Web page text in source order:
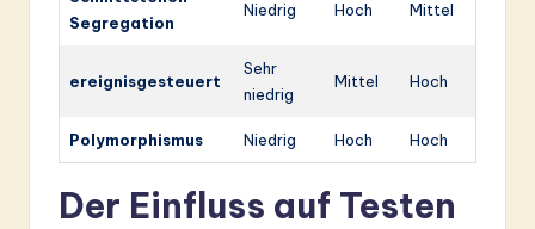
Segregation
Niedrig Hoch Mittel
ereignisgesteuert
Sehr
niedrig
Mittel Hoch
Polymorphismus Niedrig Hoch Hoch
Der Einfluss auf Testen